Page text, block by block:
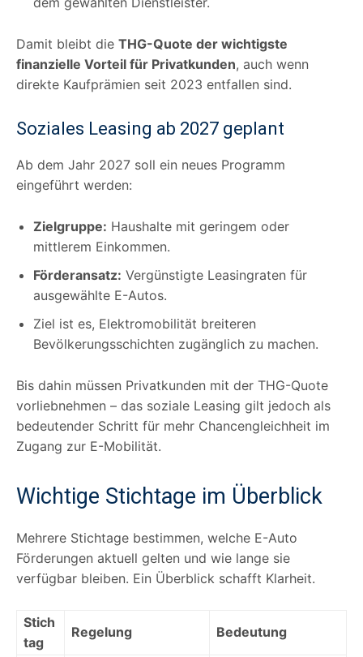
Damit bleibt die THG-Quote der wichtigste
finanzielle Vorteil für Privatkunden, auch wenn
direkte Kaufprämien seit 2023 entfallen sind.
Soziales Leasing ab 2027 geplant
Ab dem Jahr 2027 soll ein neues Programm
eingeführt werden:
Zielgruppe: Haushalte mit geringem oder
mittlerem Einkommen.
Förderansatz: Vergünstigte Leasingraten für
ausgewählte E-Autos.
Ziel ist es, Elektromobilität breiteren
Bevölkerungsschichten zugänglich zu machen.
Bis dahin müssen Privatkunden mit der THG-Quote
vorliebnehmen – das soziale Leasing gilt jedoch als
bedeutender Schritt für mehr Chancengleichheit im
Zugang zur E-Mobilität.
Wichtige Stichtage im Überblick
Mehrere Stichtage bestimmen, welche E-Auto
Förderungen aktuell gelten und wie lange sie
verfügbar bleiben. Ein Überblick schafft Klarheit.
Stich
tag
Regelung Bedeutung